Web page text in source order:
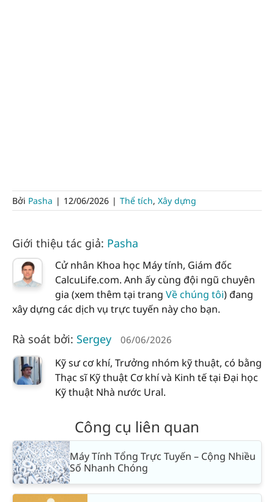
Bởi Pasha | 12/06/2026 | Thể tích, Xây dựng
Giới thiệu tác giả: Pasha
Cử nhân Khoa học Máy tính, Giám đốc
CalcuLife.com. Anh ấy cùng đội ngũ chuyên
gia (xem thêm tại trang Về chúng tôi) đang
xây dựng các dịch vụ trực tuyến này cho bạn.
Rà soát bởi: Sergey 06/06/2026
Kỹ sư cơ khí, Trưởng nhóm kỹ thuật, có bằng
Thạc sĩ Kỹ thuật Cơ khí và Kinh tế tại Đại học
Kỹ thuật Nhà nước Ural.
Công cụ liên quan
Máy Tính Tổng Trực Tuyến – Cộng Nhiều
Số Nhanh Chóng